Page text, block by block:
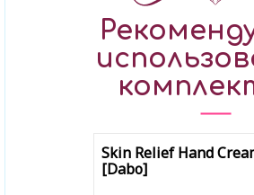
Skin Relief Hand
[Dabo]